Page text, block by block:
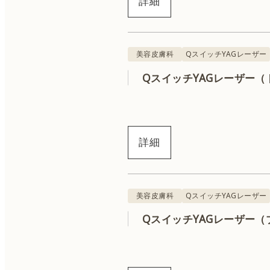
ハイドラジェントル
美容皮膚科 QスイッチYAGレーザー
QスイッチYAGレーザー（
詳細
美容皮膚科 QスイッチYAGレーザー
QスイッチYAGレーザー（